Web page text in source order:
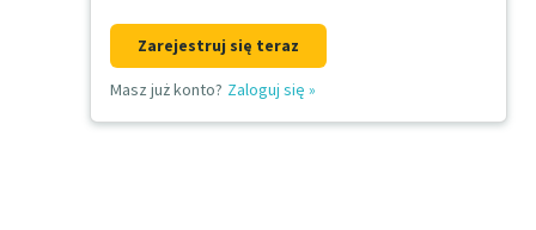
Zarejestruj się teraz
Masz już konto? Zaloguj się »